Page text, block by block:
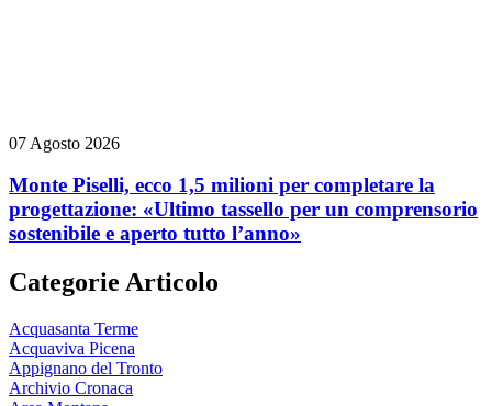
07 Agosto 2026
Monte Piselli, ecco 1,5 milioni per completare la
progettazione: «Ultimo tassello per un comprensorio
sostenibile e aperto tutto l’anno»
Categorie Articolo
Acquasanta Terme
Acquaviva Picena
Appignano del Tronto
Archivio Cronaca